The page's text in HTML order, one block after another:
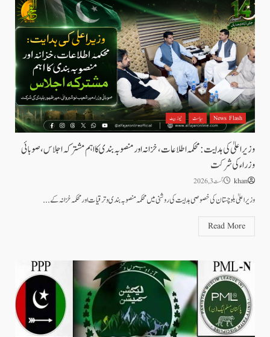
News Flash سیاست نیوز بیٹ
وزیراعلیٰ کی ہدایت: محکمہ اطلاعات، خزانہ اور منصوبہ بندی کا اہم مشترکہ اجلاس، صوبائی
وزراء کی شرکت
khan اگست 3, 2026
وزیراعلیٰ بلوچستان کی خصوصی ہدایت کی روشنی میں محکمہ منصوبہ بندی و ترقیات اور محکمہ خزانہ کے...
Read More